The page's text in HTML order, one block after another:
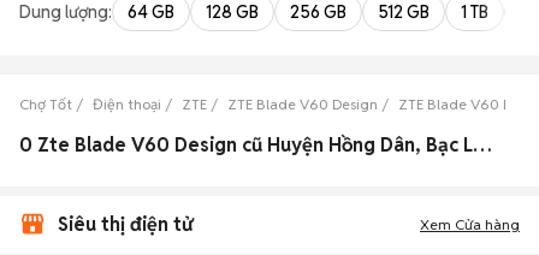
Dung lượng: 64 GB 128 GB 256 GB 512 GB 1 TB
Chợ Tốt Điện thoại ZTE ZTE Blade V60 Design ZTE Blade V60
0 Zte Blade V60 Design cũ Huyện Hồng Dân, Bạc Liêu đẹp
Siêu thị điện tử Xem Cửa hàng